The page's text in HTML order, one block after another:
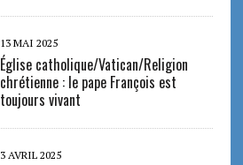
13 MAI 2025
Église catholique/Vatican/Religion
chrétienne : le pape François est
toujours vivant
3 AVRIL 2025